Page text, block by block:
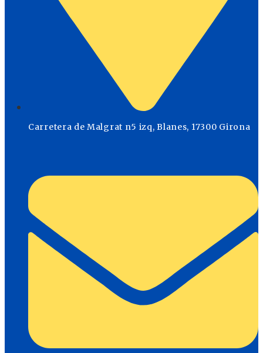
Carretera de Malgrat n5 izq, Blanes, 17300 Girona